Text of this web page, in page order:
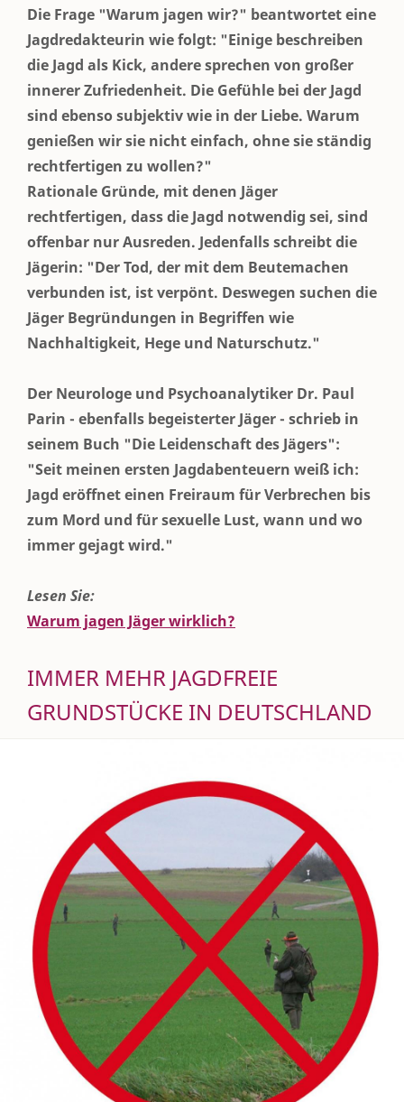
Die Frage "Warum jagen wir?" beantwortet eine
Jagdredakteurin wie folgt: "Einige beschreiben
die Jagd als Kick, andere sprechen von großer
innerer Zufriedenheit. Die Gefühle bei der Jagd
sind ebenso subjektiv wie in der Liebe. Warum
genießen wir sie nicht einfach, ohne sie ständig
rechtfertigen zu wollen?"
Rationale Gründe, mit denen Jäger
rechtfertigen, dass die Jagd notwendig sei, sind
offenbar nur Ausreden. Jedenfalls schreibt die
Jägerin: "Der Tod, der mit dem Beutemachen
verbunden ist, ist verpönt. Deswegen suchen die
Jäger Begründungen in Begriffen wie
Nachhaltigkeit, Hege und Naturschutz."
Der Neurologe und Psychoanalytiker Dr. Paul
Parin - ebenfalls begeisterter Jäger - schrieb in
seinem Buch "Die Leidenschaft des Jägers":
"Seit meinen ersten Jagdabenteuern weiß ich:
Jagd eröffnet einen Freiraum für Verbrechen bis
zum Mord und für sexuelle Lust, wann und wo
immer gejagt wird."
Lesen Sie:
Warum jagen Jäger wirklich?
IMMER MEHR JAGDFREIE
GRUNDSTÜCKE IN DEUTSCHLAND